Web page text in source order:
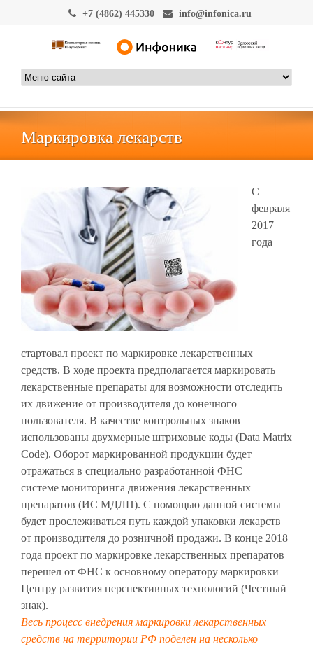
+7 (4862) 445330 info@infonica.ru
Маркировка лекарств
С
февраля
2017
года
стартовал проект по маркировке лекарственных
средств. В ходе проекта предполагается маркировать
лекарственные препараты для возможности отследить
их движение от производителя до конечного
пользователя. В качестве контрольных знаков
использованы двухмерные штриховые коды (Data Matrix
Code). Оборот маркированной продукции будет
отражаться в специально разработанной ФНС
системе мониторинга движения лекарственных
препаратов (ИС МДЛП). С помощью данной системы
будет прослеживаться путь каждой упаковки лекарств
от производителя до розничной продажи. В конце 2018
года проект по маркировке лекарственных препаратов
перешел от ФНС к основному оператору маркировки
Центру развития перспективных технологий (Честный
знак).
Весь процесс внедрения маркировки лекарственных
средств на территории РФ поделен на несколько